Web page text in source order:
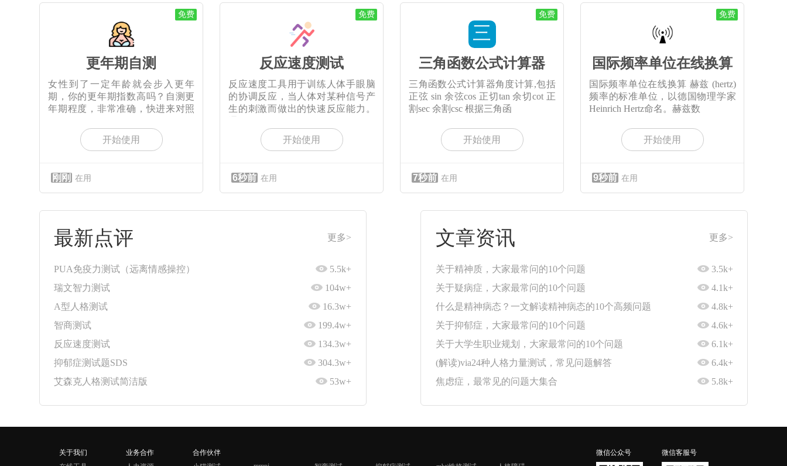
免费
更年期自测
女性到了一定年龄就会步入更年
期，你的更年期指数高吗？自测更
年期程度，非常准确，快进来对照
开始使用
刚刚 在用
免费
反应速度测试
反应速度工具用于训练人体手眼脑
的协调反应，当人体对某种信号产
生的刺激而做出的快速反应能力。
开始使用
6秒前 在用
免费
三
三角函数公式计算器
三角函数公式计算器角度计算,包括
正弦 sin 余弦cos 正切tan 余切cot 正
割sec 余割csc 根据三角函
开始使用
7秒前 在用
免费
国际频率单位在线换算
国际频率单位在线换算 赫兹 (hertz)
频率的标准单位，以德国物理学家
Heinrich Hertz命名。赫兹数
开始使用
9秒前 在用
更多>
最新点评
5.5k+
PUA免疫力测试（远离情感操控）
104w+
瑞文智力测试
16.3w+
A型人格测试
199.4w+
智商测试
134.3w+
反应速度测试
304.3w+
抑郁症测试题SDS
53w+
艾森克人格测试简洁版
更多>
文章资讯
3.5k+
关于精神质，大家最常问的10个问题
4.1k+
关于疑病症，大家最常问的10个问题
4.8k+
什么是精神病态？一文解读精神病态的10个高频问题
4.6k+
关于抑郁症，大家最常问的10个问题
6.1k+
关于大学生职业规划，大家最常问的10个问题
6.4k+
(解读)via24种人格力量测试，常见问题解答
5.8k+
焦虑症，最常见的问题大集合
关于我们
业务合作
合作伙伴
微信客服号
微信公众号